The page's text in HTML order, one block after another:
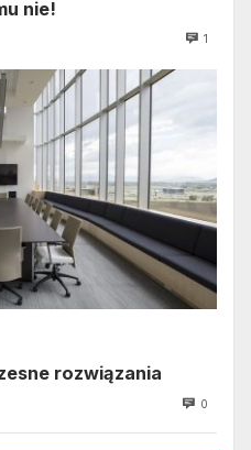
nie!
1
rozwiązania
0